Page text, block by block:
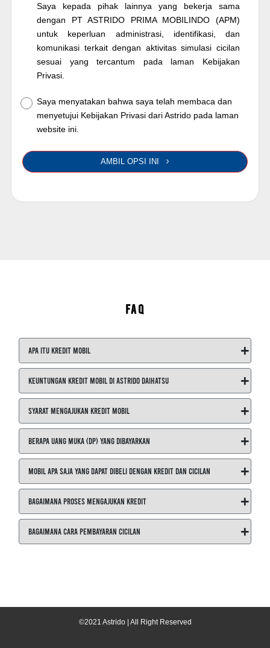
Saya kepada pihak lainnya yang bekerja sama
dengan PT ASTRIDO PRIMA MOBILINDO (APM)
untuk keperluan administrasi, identifikasi, dan
komunikasi terkait dengan aktivitas simulasi cicilan
sesuai yang tercantum pada laman Kebijakan
Privasi.
Saya menyatakan bahwa saya telah membaca dan
menyetujui Kebijakan Privasi dari Astrido pada laman
website ini.
AMBIL OPSI INI
FAQ
Apa itu Kredit Mobil +
Keuntungan Kredit Mobil di ASTRIDO Daihatsu +
Syarat Mengajukan Kredit Mobil +
Berapa Uang Muka (DP) yang Dibayarkan +
Mobil Apa Saja yang Dapat Dibeli dengan Kredit dan Cicilan +
Bagaimana Proses Mengajukan Kredit +
Bagaimana Cara Pembayaran Cicilan +
©2021 Astrido | All Right Reserved